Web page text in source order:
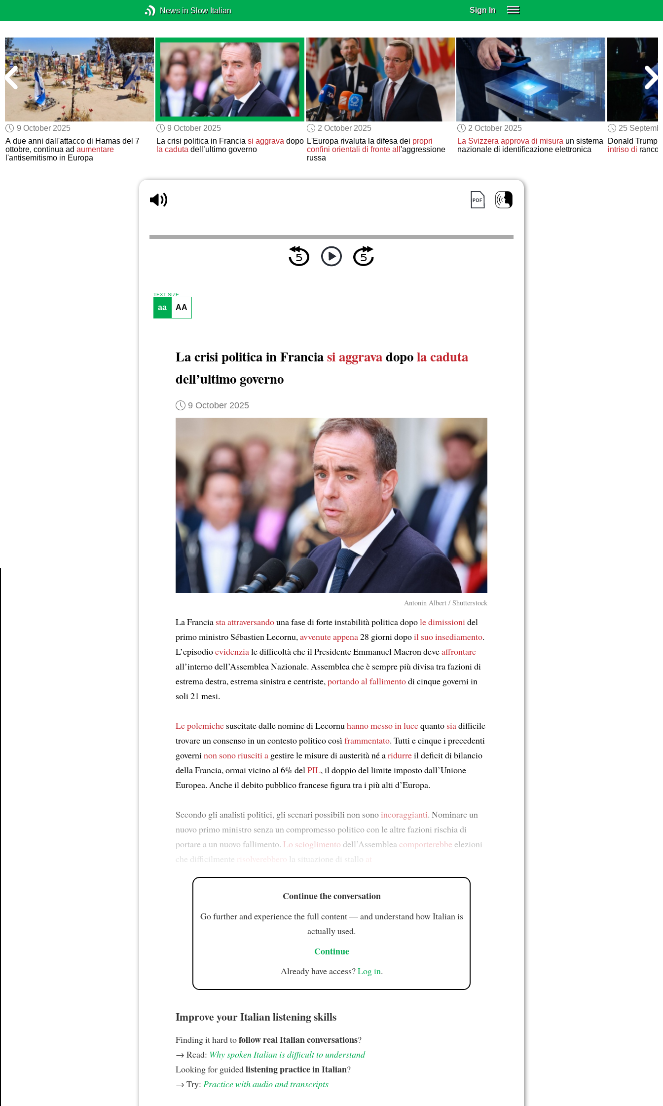
News in Slow Italian Sign In
SUBSCRIBE
EDUCATIONAL LICENSES
GIFT CARDS
OTHER LANGUAGES
ABOUT US
ALEXA
ADJUST COLORS
9 October 2025
A due anni dall'attacco di Hamas del 7
ottobre, continua adaumentare
l'antisemitismo in Europa
9 October 2025
La crisi politica in Francia si aggravadopo
la cadutadell’ultimo governo
2 October 2025
L'Europa rivaluta la difesa dei propri
confini orientali di fronte all 'aggressione
russa
2 October 2025
La Svizzera approva di misuraun sistema
nazionale di identificazione elettronica
25
Donald Trump
intriso di
TEXT SIZE
aa AA
La crisi politica in Franciasi aggravadopola caduta
dell’ultimo governo
9 October 2025
Antonin Albert / Shutterstock
La Francia sta attraversandouna fase di forte instabilità politica dopole dimissionidel
primo ministro Sébastien Lecornu,avvenuteappena28 giorni dopoil suo insediamento.
L’episodioevidenziale difficoltà che il Presidente Emmanuel Macron deveaffrontare
all’interno dell’Assemblea Nazionale. Assemblea che è sempre più divisa tra fazioni di
estrema destra, estrema sinistra e centriste,portando al fallimentodi cinque governi in
soli 21 mesi.
Le polemiche suscitate dalle nomine di Lecornuhanno messo in lucequanto siadifficile
trovare un consenso in un contesto politico cosìframmentato. Tutti e cinque i precedenti
governinon sono riusciti a gestire le misure di austerità né aridurreil deficit di bilancio
della Francia, ormai vicino al 6% delPIL, il doppio del limite imposto dall’Unione
Europea. Anche il debito pubblico francese figura tra i più alti d’Europa.
Secondo gli analisti politici, gli scenari possibili non sono incoraggianti. Nominare un
nuovo primo ministro senza un compromesso politico con le altre fazioni rischia di
portare a un nuovo fallimento. Lo scioglimento dell’Assembleacomporterebbe elezioni
che difficilmente risolverebbero la situazione di stallo at
Continue the conversation
Go further and experience the full content — and understand how Italian is
actually used.
Continue
Already have access?Log in.
Improve your Italian listening skills
Finding it hard tofollow real Italian conversations?
→ Read: Why spoken Italian is difficult to understand
Looking for guidedlistening practice in Italian?
→ Try: Practice with audio and transcripts